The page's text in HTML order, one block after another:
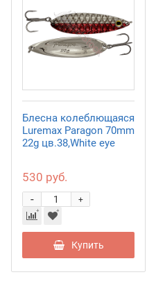
Блесна колеблющаяся
Luremax Paragon 70mm
22g цв.38,White eye
530 руб.
+
-
Купить